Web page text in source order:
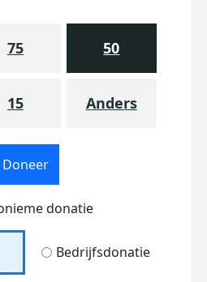
75 50
15 Anders
Doneer
donatie
Bedrijfsdonatie